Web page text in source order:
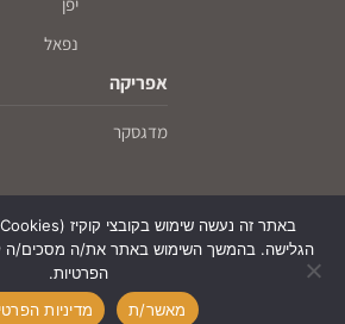
נפאל
אפריקה
מדגסקר
© עם כיפה על המפה - חו"ל לדתיים ושומרי כשרות, כל
הגלישה. בהמשך השימוש באתר את/ה מסכים/ה
הפרטיות.
מאשר/ת
מדיניות